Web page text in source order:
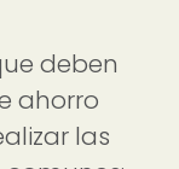
deben
ahorro
las